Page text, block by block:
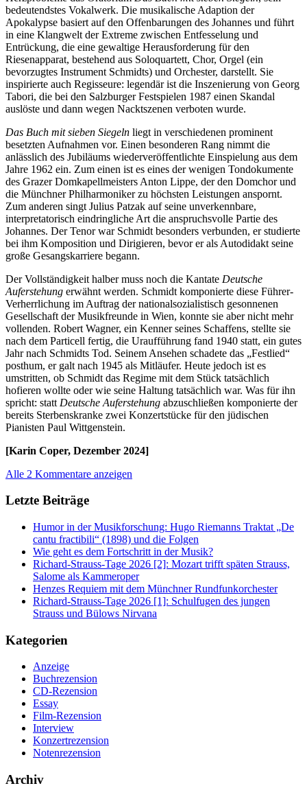
bedeutendstes Vokalwerk. Die musikalische Adaption der
Apokalypse basiert auf den Offenbarungen des Johannes und führt
in eine Klangwelt der Extreme zwischen Entfesselung und
Entrückung, die eine gewaltige Herausforderung für den
Riesenapparat, bestehend aus Soloquartett, Chor, Orgel (ein
bevorzugtes Instrument Schmidts) und Orchester, darstellt. Sie
inspirierte auch Regisseure: legendär ist die Inszenierung von Georg
Tabori, die bei den Salzburger Festspielen 1987 einen Skandal
auslöste und dann wegen Nacktszenen verboten wurde.
Das Buch mit sieben Siegeln liegt in verschiedenen prominent
besetzten Aufnahmen vor. Einen besonderen Rang nimmt die
anlässlich des Jubiläums wiederveröffentlichte Einspielung aus dem
Jahre 1962 ein. Zum einen ist es eines der wenigen Tondokumente
des Grazer Domkapellmeisters Anton Lippe, der den Domchor und
die Münchner Philharmoniker zu höchsten Leistungen anspornt.
Zum anderen singt Julius Patzak auf seine unverkennbare,
interpretatorisch eindringliche Art die anspruchsvolle Partie des
Johannes. Der Tenor war Schmidt besonders verbunden, er studierte
bei ihm Komposition und Dirigieren, bevor er als Autodidakt seine
große Gesangskarriere begann.
Der Vollständigkeit halber muss noch die Kantate Deutsche
Auferstehung erwähnt werden. Schmidt komponierte diese Führer-
Verherrlichung im Auftrag der nationalsozialistisch gesonnenen
Gesellschaft der Musikfreunde in Wien, konnte sie aber nicht mehr
vollenden. Robert Wagner, ein Kenner seines Schaffens, stellte sie
nach dem Particell fertig, die Uraufführung fand 1940 statt, ein gutes
Jahr nach Schmidts Tod. Seinem Ansehen schadete das „Festlied“
posthum, er galt nach 1945 als Mitläufer. Heute jedoch ist es
umstritten, ob Schmidt das Regime mit dem Stück tatsächlich
hofieren wollte oder wie seine Haltung tatsächlich war. Was für ihn
spricht: statt Deutsche Auferstehung abzuschließen komponierte der
bereits Sterbenskranke zwei Konzertstücke für den jüdischen
Pianisten Paul Wittgenstein.
[Karin Coper, Dezember 2024]
Alle 2 Kommentare anzeigen
Letzte Beiträge
Humor in der Musikforschung: Hugo Riemanns Traktat „De
cantu fractibili“ (1898) und die Folgen
Wie geht es dem Fortschritt in der Musik?
Richard-Strauss-Tage 2026 [2]: Mozart trifft späten Strauss,
Salome als Kammeroper
Henzes Requiem mit dem Münchner Rundfunkorchester
Richard-Strauss-Tage 2026 [1]: Schulfugen des jungen
Strauss und Bülows Nirvana
Kategorien
Anzeige
Buchrezension
CD-Rezension
Essay
Film-Rezension
Interview
Konzertrezension
Notenrezension
Archiv